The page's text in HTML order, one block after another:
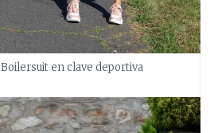
Boilersuit en clave deportiva